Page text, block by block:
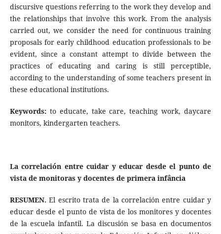
discursive questions referring to the work they develop and
the relationships that involve this work. From the analysis
carried out, we consider the need for continuous training
proposals for early childhood education professionals to be
evident, since a constant attempt to divide between the
practices of educating and caring is still perceptible,
according to the understanding of some teachers present in
these educational institutions.
Keywords:to educate, take care, teaching work, daycare
monitors, kindergarten teachers.
La correlación entre cuidar y educar desde el punto de
vista de monitoras y docentes de primera infância
RESUMEN.El escrito trata de la correlación entre cuidar y
educar desde el punto de vista de los monitores y docentes
de la escuela infantil. La discusión se basa en documentos